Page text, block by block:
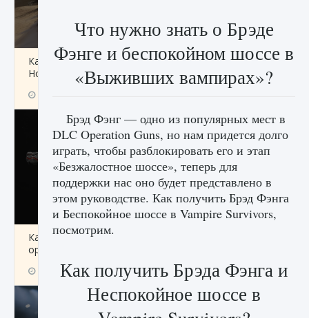
Как исправить неработающие награды For
Honor
Как разблокировать чертеж счастливого
оружия в MW3 и Warzone
9 августа 2024 1 151 0 0
Что нужно знать о Брэде
Фэнге и беспокойном шоссе в
«Выживших вампирах»?
Брэд Фэнг — одно из популярных мест в
DLC Operation Guns, но нам придется долго
играть, чтобы разблокировать его и этап
«Безжалостное шоссе», теперь для
поддержки нас оно будет представлено в
этом руководстве. Как получить Брэд Фэнга
и Беспокойное шоссе в Vampire Survivors,
посмотрим.
Как получить Брэда Фэнга и
Неспокойное шоссе в